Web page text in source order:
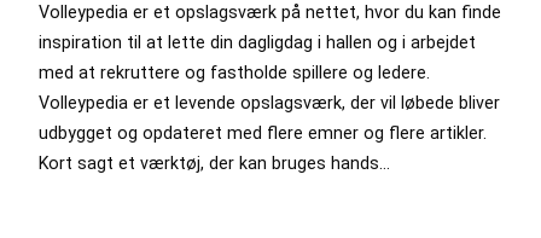
Volleypedia er et opslagsværk på nettet, hvor du kan finde
inspiration til at lette din dagligdag i hallen og i arbejdet
med at rekruttere og fastholde spillere og ledere.
Volleypedia er et levende opslagsværk, der vil løbede bliver
udbygget og opdateret med flere emner og flere artikler.
Kort sagt et værktøj, der kan bruges hands…